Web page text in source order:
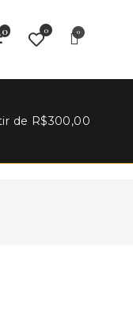
0 0
de R$300,00